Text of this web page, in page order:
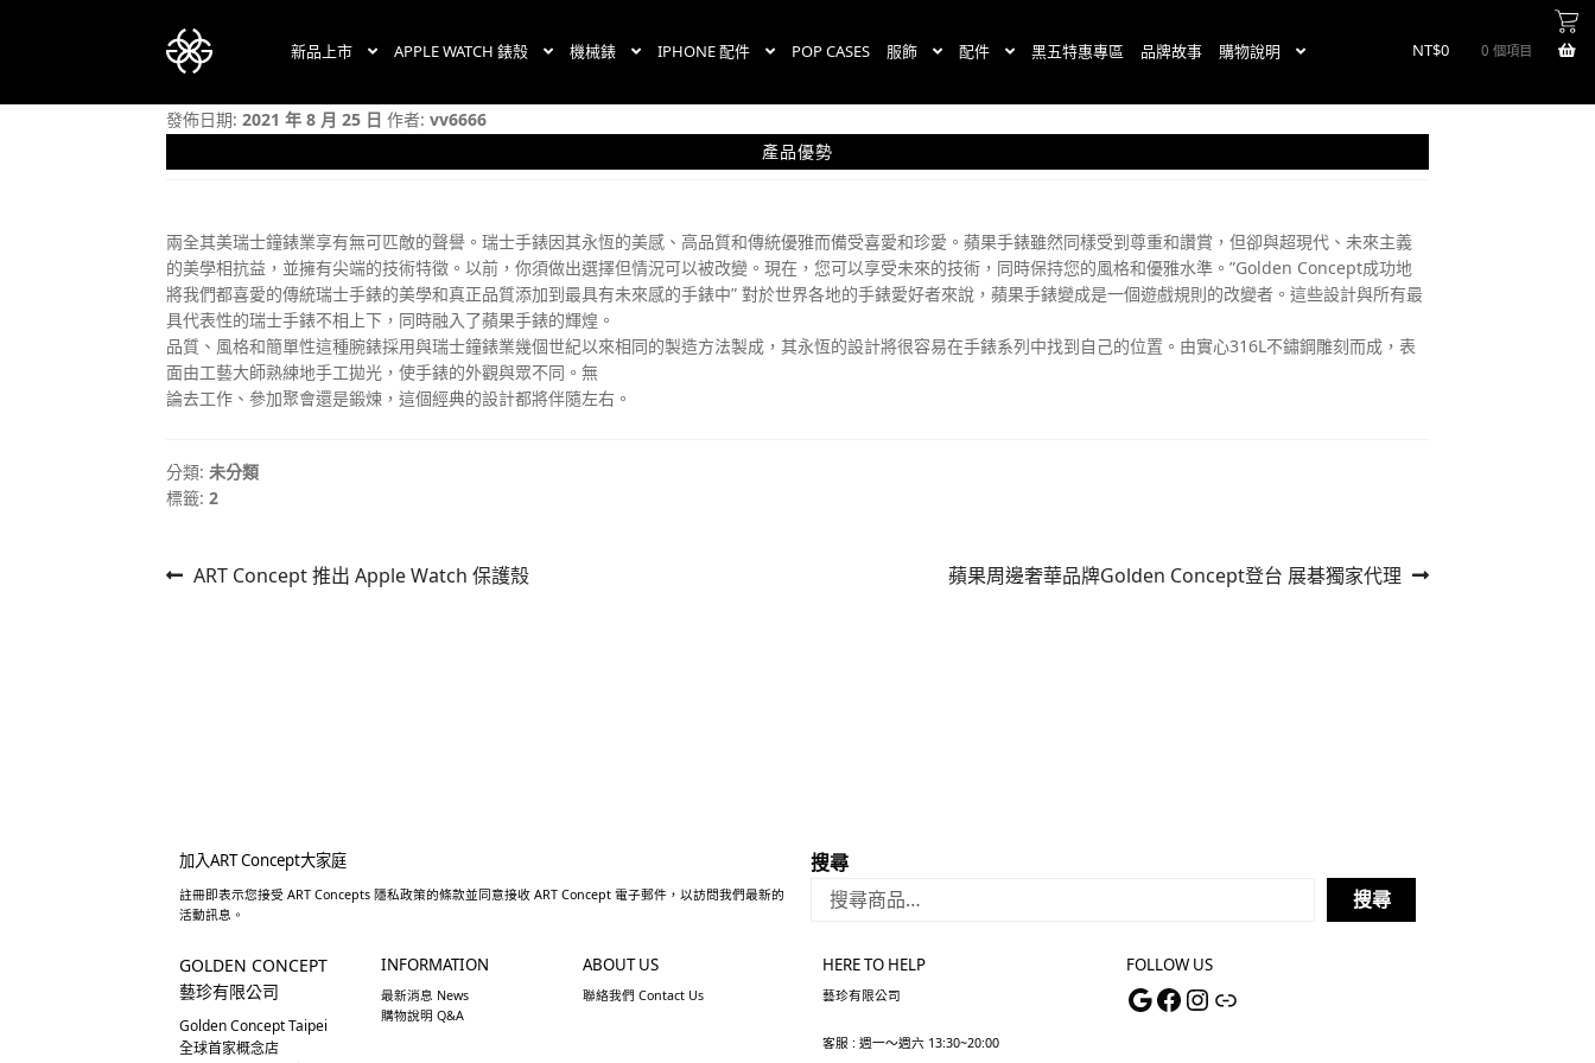
跳
至
導
覽
列
跳
至
主
要
內
容
新品上市 APPLE WATCH 錶殼 機械錶 IPHONE 配件 POP CASES 服飾 配件 黑五特惠專區 品牌故事 購物說明 NT$0 0 個項目
發佈日期:2021 年 8 月 25 日 作者:vv6666
產品優勢
兩全其美瑞士鐘錶業享有無可匹敵的聲譽。瑞士手錶因其永恆的美感、高品質和傳統優雅而備受喜愛和珍愛。蘋果手錶雖然同樣受到尊重和讚賞，但卻與超現代、未來主義
的美學相抗益，並擁有尖端的技術特徵。以前，你須做出選擇但情況可以被改變。現在，您可以享受未來的技術，同時保持您的風格和優雅水準。”Golden Concept成功地
將我們都喜愛的傳統瑞士手錶的美學和真正品質添加到最具有未來感的手錶中” 對於世界各地的手錶愛好者來說，蘋果手錶變成是一個遊戲規則的改變者。這些設計與所有最
具代表性的瑞士手錶不相上下，同時融入了蘋果手錶的輝煌。
品質、風格和簡單性這種腕錶採用與瑞士鐘錶業幾個世紀以來相同的製造方法製成，其永恆的設計將很容易在手錶系列中找到自己的位置。由實心316L不鏽鋼雕刻而成，表
面由工藝大師熟練地手工拋光，使手錶的外觀與眾不同。無
論去工作、參加聚會還是鍛煉，這個經典的設計都將伴隨左右。
分類:未分類
標籤:2
文上
ART Concept 推出 Apple Watch 保護殼
下
蘋果周邊奢華品牌Golden Concept登台 展碁獨家代理
加入ART Concept大家庭
註冊即表示您接受 ART Concepts 隱私政策的條款並同意接收 ART Concept 電子郵件，以訪問我們最新的
活動訊息。
搜尋
搜尋
GOLDEN CONCEPT
藝珍有限公司
Golden Concept Taipei
全球首家概念店
INFORMATION
最新消息 News
購物說明 Q&A
ABOUT US
聯絡我們 Contact Us
HERE TO HELP
藝珍有限公司
客服 : 週一～週六 13:30~20:00
FOLLOW US
Google Facebook Instagram連結